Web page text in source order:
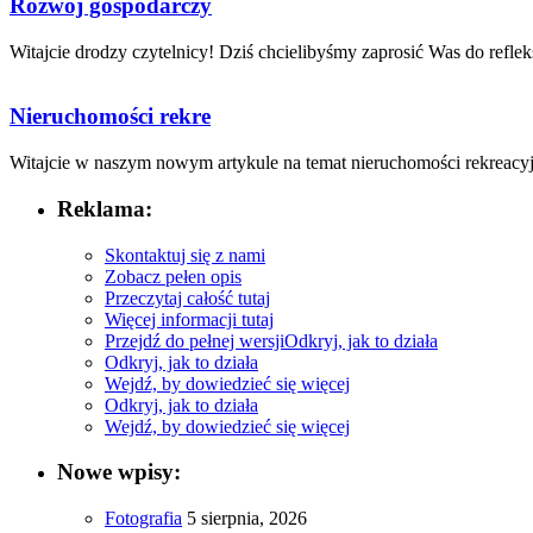
Rozwój gospodarczy
Witajcie drodzy czytelnicy! Dziś chcielibyśmy zaprosić Was do
Nieruchomości rekre
Witajcie w naszym nowym artykule‌ na temat nieruchomości
Reklama:
Skontaktuj się z nami
Zobacz pełen opis
Przeczytaj całość tutaj
Więcej informacji tutaj
Przejdź do pełnej wersjiOdkryj, jak to działa
Odkryj, jak to działa
Wejdź, by dowiedzieć się więcej
Odkryj, jak to działa
Wejdź, by dowiedzieć się więcej
Nowe wpisy:
Fotografia 5 sierpnia, 2026